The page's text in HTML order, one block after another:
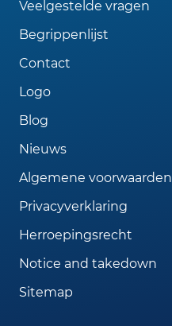
Veelgestelde vragen
Begrippenlijst
Contact
Logo
Blog
Nieuws
Algemene voorwaarden
Privacyverklaring
Herroepingsrecht
Notice and takedown
Sitemap